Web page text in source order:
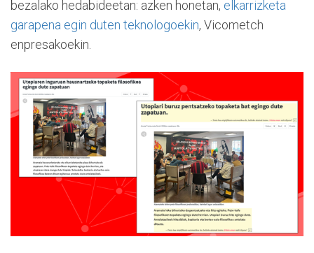
bezalako hedabideetan: azken honetan, elkarrizketa
garapena egin duten teknologoekin, Vicometch
enpresakoekin.